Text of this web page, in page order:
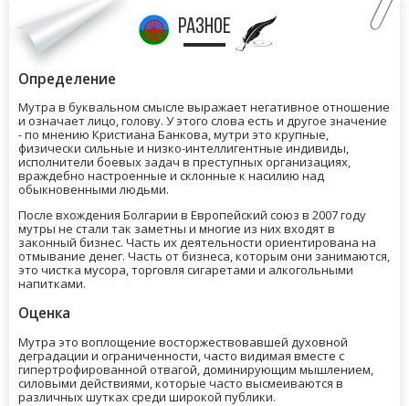
разное
Определение
Мутра в буквальном смысле выражает негативное отношение
и означает лицо, голову. У этого слова есть и другое значение
- по мнению Кристиана Банкова, мутри это крупные,
физически сильные и низко-интеллигентные индивиды,
исполнители боевых задач в преступных организациях,
враждебно настроенные и склонные к насилию над
обыкновенными людьми.
После вхождения Болгарии в Европейский союз в 2007 году
мутры не стали так заметны и многие из них входят в
законный бизнес. Часть их деятельности ориентирована на
отмывание денег. Часть от бизнеса, которым они занимаются,
это чистка мусора, торговля сигаретами и алкогольными
напитками.
Оценка
Мутра это воплощение восторжествовавшей духовной
деградации и ограниченности, часто видимая вместе с
гипертрофированной отвагой, доминирующим мышлением,
силовыми действиями, которые часто высмеиваются в
различных шутках среди широкой публики.